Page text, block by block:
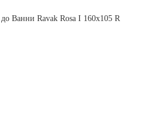
Ванни Ravak Rosa I 160x105 R